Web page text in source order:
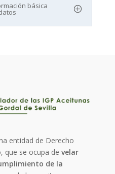
básica
entidad de Derecho
que se ocupa develar
de la